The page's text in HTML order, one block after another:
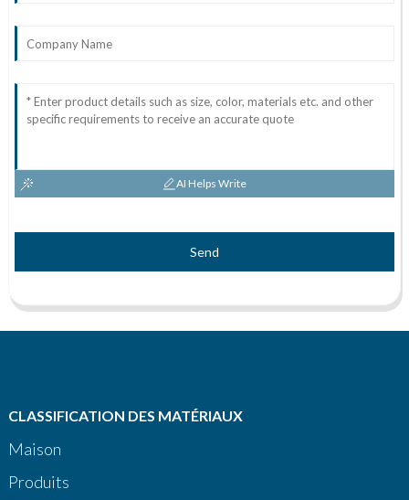
AI Helps Write
Send
CLASSIFICATION DES MATÉRIAUX
Maison
Produits